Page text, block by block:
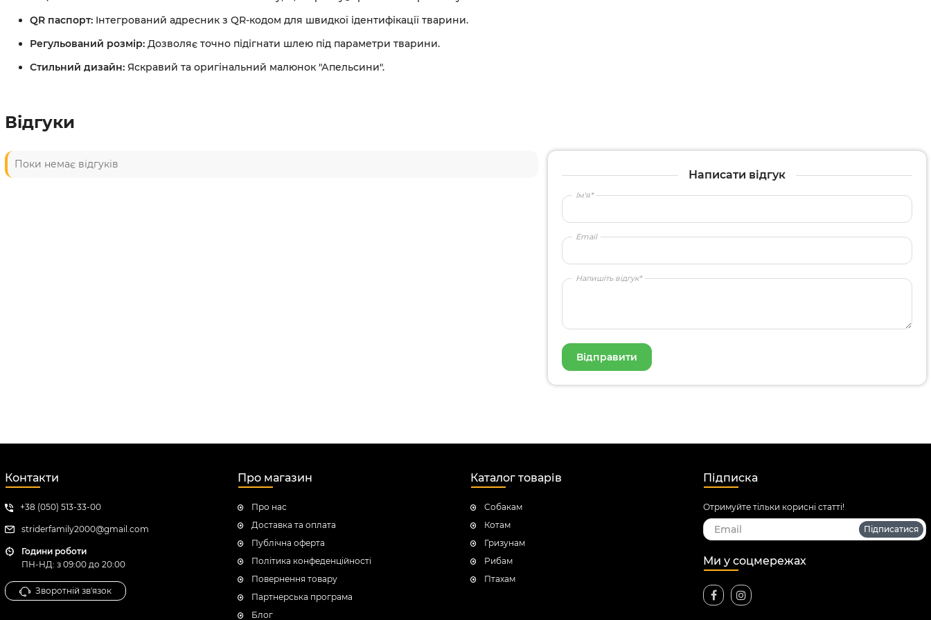
QR паспорт: Інтегрований адресник з QR-кодом для швидкої ідентифікації тварини.
Регульований розмір: Дозволяє точно підігнати шлею під параметри тварини.
Стильний дизайн: Яскравий та оригінальний малюнок "Апельсини".
Відгуки
Поки немає відгуків
Написати відгук
Ім'я*
Email
Напишіть відгук*
Контакти
+38 (050) 513-33-00
striderfamily2000@gmail.com
Години роботи
ПН-НД: з 09:00 до 20:00
Зворотній зв'язок
Про магазин
Про нас
Доставка та оплата
Публічна оферта
Політика конфеденційності
Повернення товару
Партнерська програма
Блог
Каталог товарів
Собакам
Котам
Гризунам
Рибам
Птахам
Підписка
Отримуйте тільки корисні статті!
Підписатися
Ми у соцмережах